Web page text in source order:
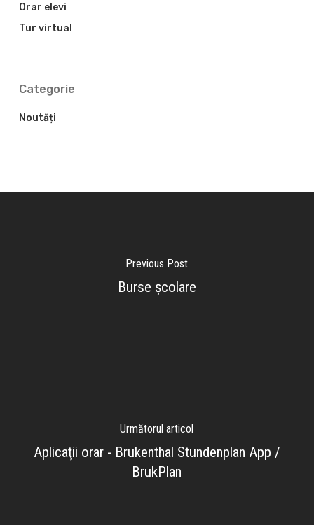
Orar elevi
Tur virtual
Categorie
Noutăți
Previous Post
Burse şcolare
Următorul articol
Aplicaţii orar - Brukenthal Stundenplan App /
BrukPlan